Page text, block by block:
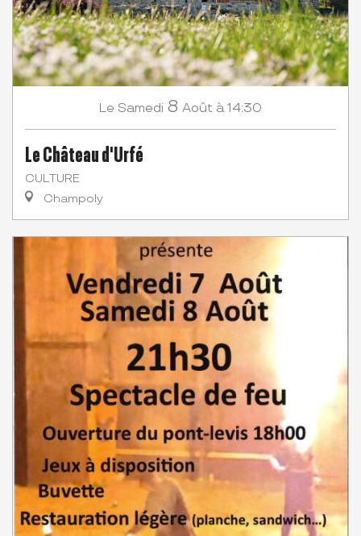
Le Samedi 8 Août à 14:30
Le Château d'Urfé
CULTURE
Champoly